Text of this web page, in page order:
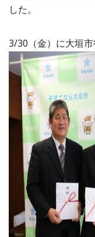
した。
3/30（金）に大垣市